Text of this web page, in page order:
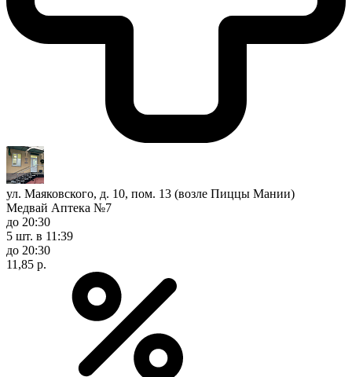
ул. Маяковского, д. 10, пом. 13 (возле Пиццы Мании)
Медвай Аптека №7
до 20:30
5 шт. в 11:39
до 20:30
11,85 р.